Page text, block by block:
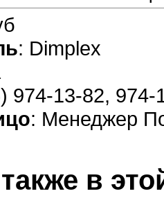
: Dimplex
974-13-82, 974-
: Менеджер
в